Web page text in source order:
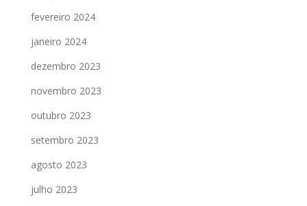
fevereiro 2024
janeiro 2024
dezembro 2023
novembro 2023
outubro 2023
setembro 2023
agosto 2023
julho 2023